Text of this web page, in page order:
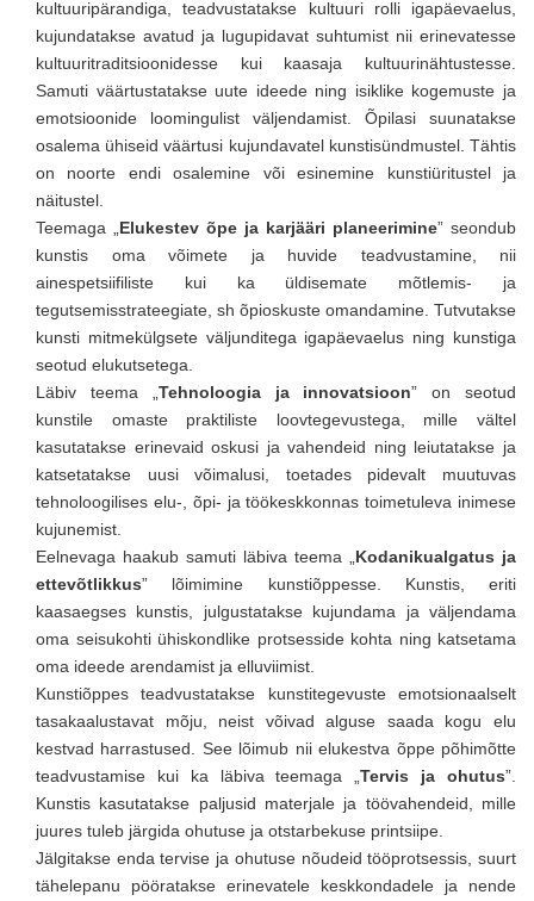
kultuuripärandiga, teadvustatakse kultuuri rolli igapäevaelus,
kujundatakse avatud ja lugupidavat suhtumist nii erinevatesse
kultuuritraditsioonidesse kui kaasaja kultuurinähtustesse.
Samuti väärtustatakse uute ideede ning isiklike kogemuste ja
emotsioonide loomingulist väljendamist. Õpilasi suunatakse
osalema ühiseid väärtusi kujundavatel kunstisündmustel. Tähtis
on noorte endi osalemine või esinemine kunstiüritustel ja
näitustel.
Teemaga „ Elukestev õpe ja karjääri planeerimine” seondub
kunstis oma võimete ja huvide teadvustamine, nii
ainespetsiifiliste kui ka üldisemate mõtlemis- ja
tegutsemisstrateegiate, sh õpioskuste omandamine. Tutvutakse
kunsti mitmekülgsete väljunditega igapäevaelus ning kunstiga
seotud elukutsetega.
Läbiv teema „ Tehnoloogia ja innovatsioon” on seotud
kunstile omaste praktiliste loovtegevustega, mille vältel
kasutatakse erinevaid oskusi ja vahendeid ning leiutatakse ja
katsetatakse uusi võimalusi, toetades pidevalt muutuvas
tehnoloogilises elu-, õpi- ja töökeskkonnas toimetuleva inimese
kujunemist.
Eelnevaga haakub samuti läbiva teema „ Kodanikualgatus ja
ettevõtlikkus” lõimimine kunstiõppesse. Kunstis, eriti
kaasaegses kunstis, julgustatakse kujundama ja väljendama
oma seisukohti ühiskondlike protsesside kohta ning katsetama
oma ideede arendamist ja elluviimist.
Kunstiõppes teadvustatakse kunstitegevuste emotsionaalselt
tasakaalustavat mõju, neist võivad alguse saada kogu elu
kestvad harrastused. See lõimub nii elukestva õppe põhimõtte
teadvustamise kui ka läbiva teemaga „Tervis ja ohutus”.
Kunstis kasutatakse paljusid materjale ja töövahendeid, mille
juures tuleb järgida ohutuse ja otstarbekuse printsiipe.
Jälgitakse enda tervise ja ohutuse nõudeid tööprotsessis, suurt
tähelepanu pööratakse erinevatele keskkondadele ja nende